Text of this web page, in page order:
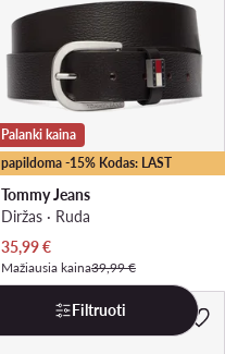
papildoma -15% Kodas: LAST
Palanki kaina
Tommy Jeans
Diržas · Ruda
Dabartinė kaina
35,99€
Mažiausia kaina39,99 €
Filtruoti